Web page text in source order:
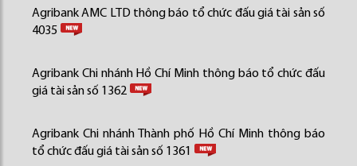
Agribank AMC LTD thông báo tổ chức đấu giá tài sản số
4035
Agribank Chi nhánh Hồ Chí Minh thông báo tổ chức đấu
giá tài sản số 1362
Agribank Chi nhánh Thành phố Hồ Chí Minh thông báo
tổ chức đấu giá tài sản số 1361